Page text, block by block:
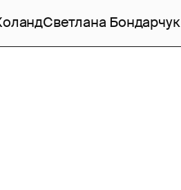
Светлана Бондарчук